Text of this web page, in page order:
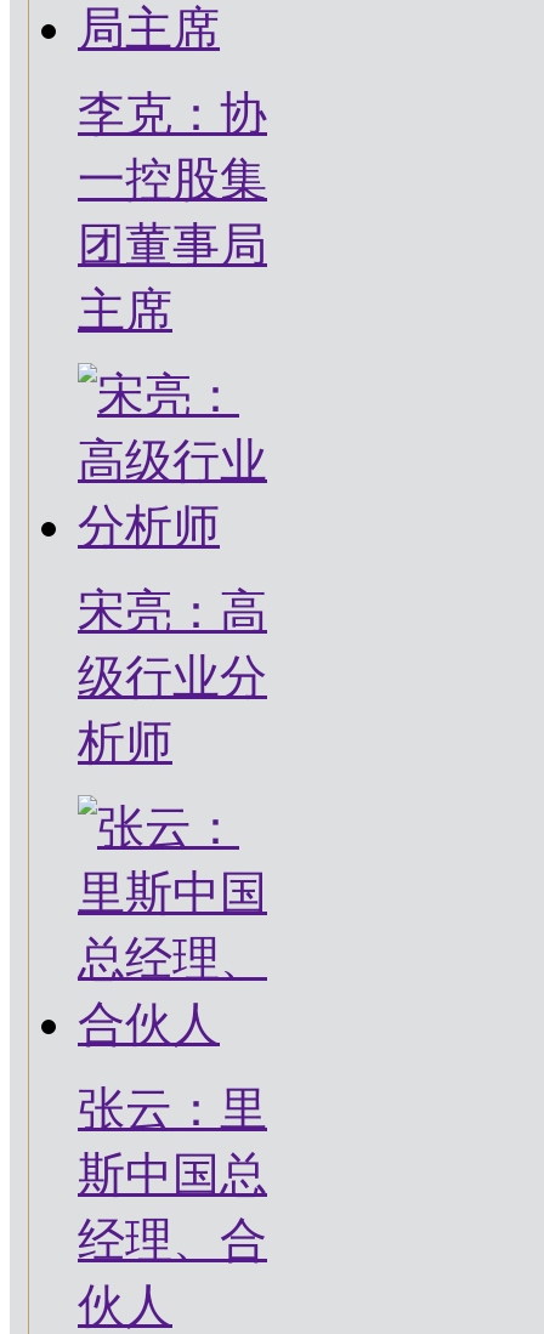
李克：协
一控股集
团董事局
主席
宋亮：高
级行业分
析师
张云：里
斯中国总
经理、合
伙人